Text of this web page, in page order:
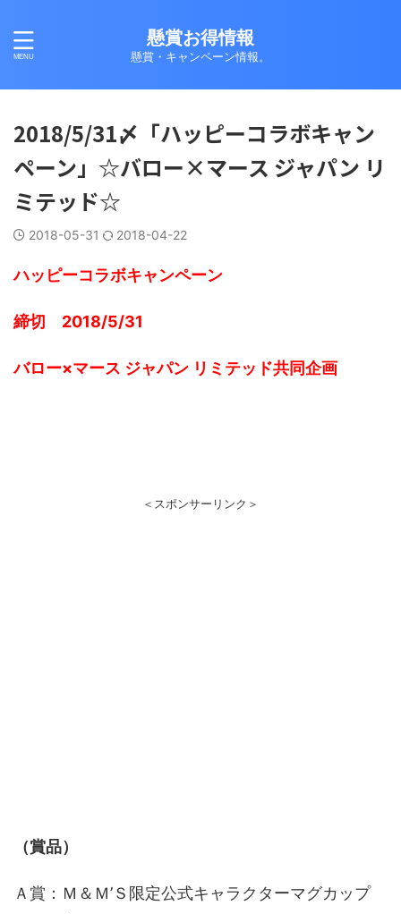
懸賞お得情報
懸賞・キャンペーン情報。
2018/5/31〆「ハッピーコラボキャン
ペーン」☆バロー×マース ジャパン リ
ミテッド☆
2018-05-31 2018-04-22
ハッピーコラボキャンペーン
締切 2018/5/31
バロー×マース ジャパン リミテッド共同企画
＜スポンサーリンク＞
（賞品）
Ａ賞：Ｍ＆Ｍ’Ｓ限定公式キャラクターマグカップ